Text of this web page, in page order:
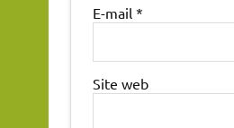
E-mail *
Site web